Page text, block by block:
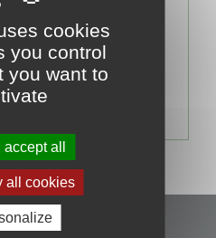
ET MOYENS
URBAIN DURABL
cookies
you control
you want to
all
all cookies